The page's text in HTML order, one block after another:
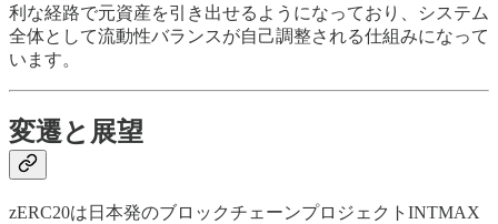
利な経路で元資産を引き出せるようになっており、システム
全体として流動性バランスが自己調整される仕組みになって
います。
変遷と展望
zERC20は日本発のブロックチェーンプロジェクトINTMAX